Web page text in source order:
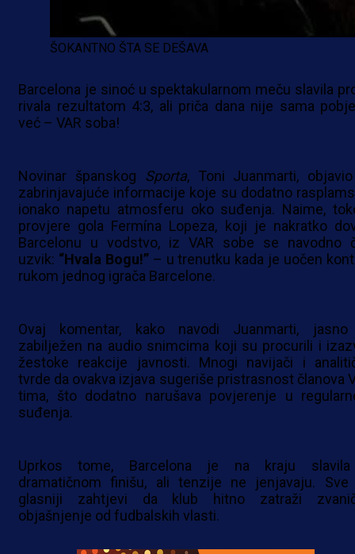
ŠOKANTNO ŠTA SE DEŠAVA
Barcelona je sinoć u spektakularnom meču slavila
rivala rezultatom 4:3, ali priča dana nije sama
već – VAR soba!
Novinar španskog Sporta, Toni Juanmarti,
zabrinjavajuće informacije koje su dodatno
ionako napetu atmosferu oko suđenja. Naime,
provjere gola Fermína Lopeza, koji je nakratko
Barcelonu u vodstvo, iz VAR sobe se navodno
uzvik: “Hvala Bogu!”– u trenutku kada je uočen
rukom jednog igrača Barcelone.
Ovaj komentar, kako navodi Juanmarti,
zabilježen na audio snimcima koji su procurili i
žestoke reakcije javnosti. Mnogi navijači i
tvrde da ovakva izjava sugeriše pristrasnost članova
tima, što dodatno narušava povjerenje u
suđenja.
Uprkos tome, Barcelona je na kraju
dramatičnom finišu, ali tenzije ne jenjavaju.
glasniji zahtjevi da klub hitno zatraži
objašnjenje od fudbalskih vlasti.